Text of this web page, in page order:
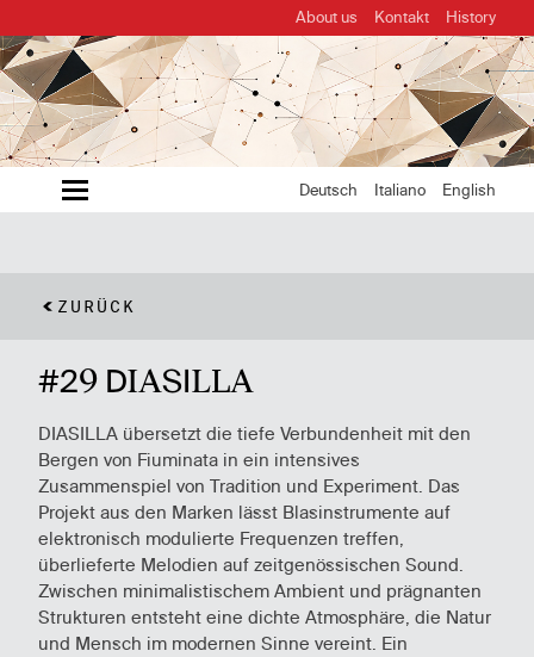
About us Kontakt History
Deutsch Italiano English
ZURÜCK
#29 DIASILLA
DIASILLA übersetzt die tiefe Verbundenheit mit den
Bergen von Fiuminata in ein intensives
Zusammenspiel von Tradition und Experiment. Das
Projekt aus den Marken lässt Blasinstrumente auf
elektronisch modulierte Frequenzen treffen,
überlieferte Melodien auf zeitgenössischen Sound.
Zwischen minimalistischem Ambient und prägnanten
Strukturen entsteht eine dichte Atmosphäre, die Natur
und Mensch im modernen Sinne vereint. Ein